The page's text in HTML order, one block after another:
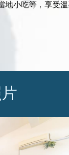
小吃等，享受